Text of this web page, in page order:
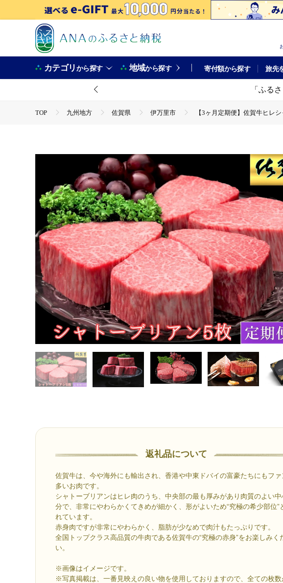
カテゴリから探す 地域から探す 寄付額から探す 旅先
「ふる
TOP 九州地方 佐賀県 伊万里市 【3ヶ月定期便】佐賀牛ヒレ
返礼品について
佐賀牛は、今や海外にも輸出され、香港や中東ドバイの富豪たちにもファ
多いお肉です。
シャトーブリアンはヒレ肉のうち、中央部の最も厚みがあり肉質のよい中
分で、非常にやわらかくてきめが細かく、形がよいため“究極の希少部位”
れています。
赤身肉ですが非常にやわらかく、脂肪が少なめで肉汁もたっぷりです。
全国トップクラス高品質の牛肉である佐賀牛の“究極の赤身”をお楽しみく
い。
※画像はイメージです。
※写真掲載は、一番見映えの良い物を使用しておりますので、全ての枚数